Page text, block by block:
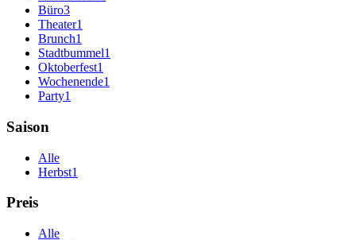
Büro3
Theater1
Brunch1
Stadtbummel1
Oktoberfest1
Wochenende1
Party1
Saison
Alle
Herbst1
Preis
Alle